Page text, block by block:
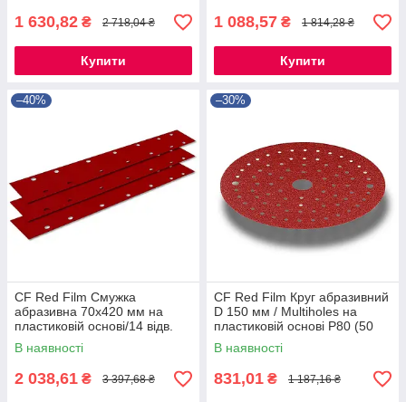
1 630,82 ₴ 2 718,04 ₴
Купити
1 088,57 ₴ 1 814,28 ₴
Купити
–40%
CF Red Film Смужка
абразивна 70х420 мм на
пластиковій основі/14 відв.
P120 (100 шт.)
В наявності
2 038,61 ₴ 3 397,68 ₴
–30%
CF Red Film Круг абразивний
D 150 мм / Multiholes на
пластиковій основі P80 (50
шт.)
В наявності
831,01 ₴ 1 187,16 ₴